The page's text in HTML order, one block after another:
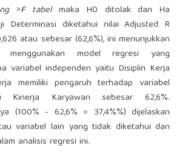
>F tabelmaka H0 ditolak dan Ha
Determinasi diketahui nilai Adjusted R
atau sebesar (62,6%), ini menunjukkan
menggunakan model regresi yang
variabel independen yaitu Disiplin Kerja
memiliki pengaruh terhadap variabel
Kinerja Karyawan sebesar 62,6%.
(100% - 62,6% = 37,4%%) dijelaskan
variabel lain yang tidak diketahui dan
analisis regresi ini.